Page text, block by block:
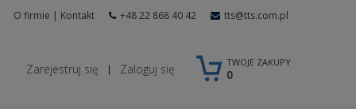
O firmie | Kontakt +48 22 868 40 42 tts@tts.com.pl
TWOJE ZAKUPY
0
Zarejestruj się | Zaloguj się